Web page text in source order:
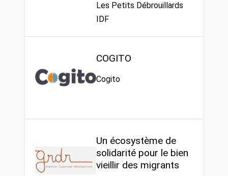
Les Petits Débrouillards
IDF
COGITO
Cogito
Un écosystème de
solidarité pour le bien
vieillir des migrants